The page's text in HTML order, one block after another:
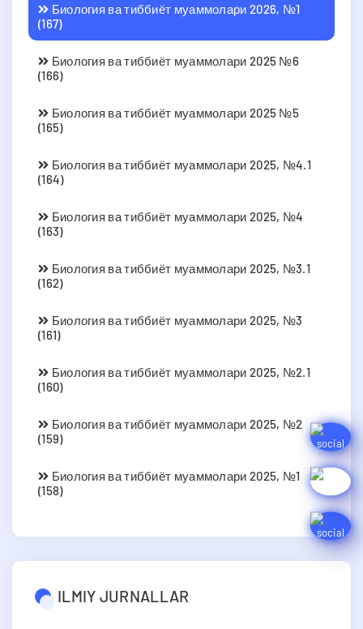
Биология ва тиббиёт муаммолари 2026, №1
(167)
Биология ва тиббиёт муаммолари 2025 №6
(166)
Биология ва тиббиёт муаммолари 2025 №5
(165)
Биология ва тиббиёт муаммолари 2025, №4.1
(164)
Биология ва тиббиёт муаммолари 2025, №4
(163)
Биология ва тиббиёт муаммолари 2025, №3.1
(162)
Биология ва тиббиёт муаммолари 2025, №3
(161)
Биология ва тиббиёт муаммолари 2025, №2.1
(160)
Биология ва тиббиёт муаммолари 2025, №2
(159)
Биология ва тиббиёт муаммолари 2025, №1
(158)
ILMIY JURNALLAR